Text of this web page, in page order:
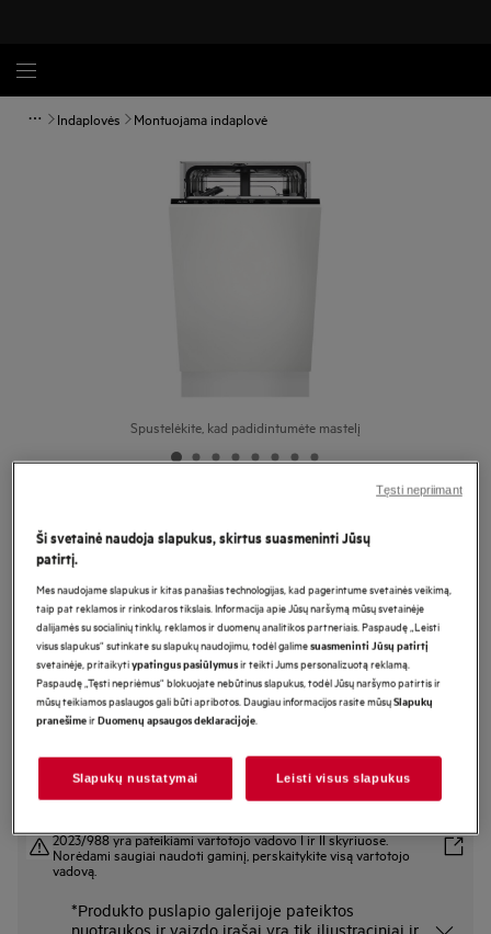
Indaplovės Montuojama indaplovė
Spustelėkite, kad padidintumėte mastelį
Montuojama indaplovė 45 cm 5000
serija „AirDry“
Gaminio informacijos lapas
Pagrindiniai privalumai
Funkcija „AirDry“ džiovina indus praverdama dureles.
Technologija „AirDry“ - automatiškai prasiveriančios durelės.
Dvigubos purkštuvo alkūnės geriau apipurškia indus vandeniu.
2023/988 yra pateikiami vartotojo vadovo I ir II skyriuose.
Norėdami saugiai naudoti gaminį, perskaitykite visą vartotojo
vadovą.
*Produkto puslapio galerijoje pateiktos
nuotraukos ir vaizdo įrašai yra tik iliustraciniai ir
Ši svetainė naudoja slapukus, skirtus suasmeninti Jūsų
patirtį.
Mes naudojame slapukus ir kitas panašias technologijas, kad pagerintume svetainės veikimą,
taip pat reklamos ir rinkodaros tikslais. Informacija apie Jūsų naršymą mūsų svetainėje
dalijamės su socialinių tinklų, reklamos ir duomenų analitikos partneriais. Paspaudę „Leisti
visus slapukus“ sutinkate su slapukų naudojimu, todėl galimesuasmeninti Jūsų patirtį
svetainėje, pritaikytiypatingus pasiūlymusir teikti Jums personalizuotą reklamą.
Paspaudę „Tęsti nepriėmus“ blokuojate nebūtinus slapukus, todėl Jūsų naršymo patirtis ir
mūsų teikiamos paslaugos gali būti apribotos. Daugiau informacijos rasite mūsųSlapukų
pranešimeirDuomenų apsaugos deklaracijoje.
Slapukų nustatymai Leisti visus slapukus
Tęsti nepriimant